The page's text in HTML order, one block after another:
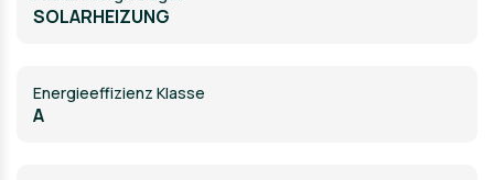
SOLARHEIZUNG
Energieeffizienz Klasse
A